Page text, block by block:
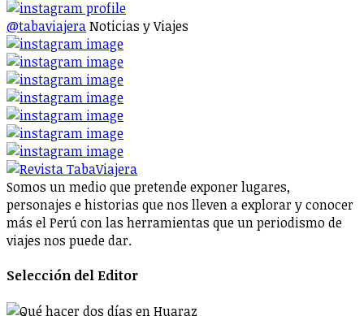
@tabaviajeraNoticias y Viajes
Somos un medio que pretende exponer lugares,
personajes e historias que nos lleven a explorar y conocer
más el Perú con las herramientas que un periodismo de
viajes nos puede dar.
Selección del Editor